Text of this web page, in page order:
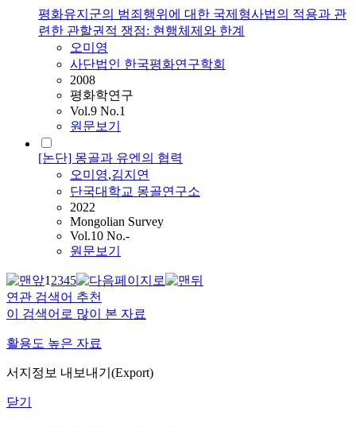
평화유지군의 범죄행위에 대한 국제형사법의 적용과 관
련한 관할권적 쟁점: 현행체제와 한계
오미영
사단법인 한국평화연구학회
2008
평화학연구
Vol.9 No.1
원문보기
[논단] 몽골과 유엔의 협력
오미영,김지연
단국대학교 몽골연구소
2022
Mongolian Survey
Vol.10 No.-
원문보기
12345
연관 검색어 추천
이 검색어로 많이 본 자료
활용도 높은 자료
서지정보 내보내기(Export)
닫기